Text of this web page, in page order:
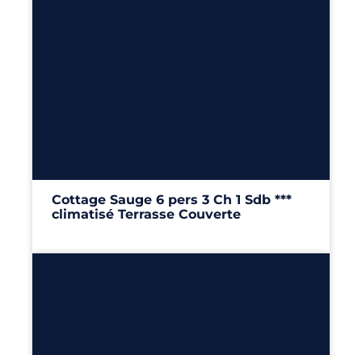
Cottage Sauge 6 pers 3 Ch 1 Sdb ***
climatisé Terrasse Couverte